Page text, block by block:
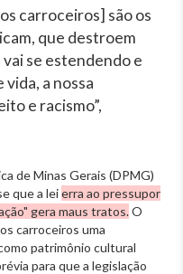
carroceiros] são os
que destroem
vai se estendendo e
a nossa
e racismo”,
de Minas Gerais (DPMG)
que a leierra ao pressupor
gera maus tratos.O
carroceiros uma
patrimônio cultural
para que a legislação